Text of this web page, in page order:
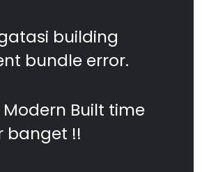
building
bundle error.
Built time
banget !!